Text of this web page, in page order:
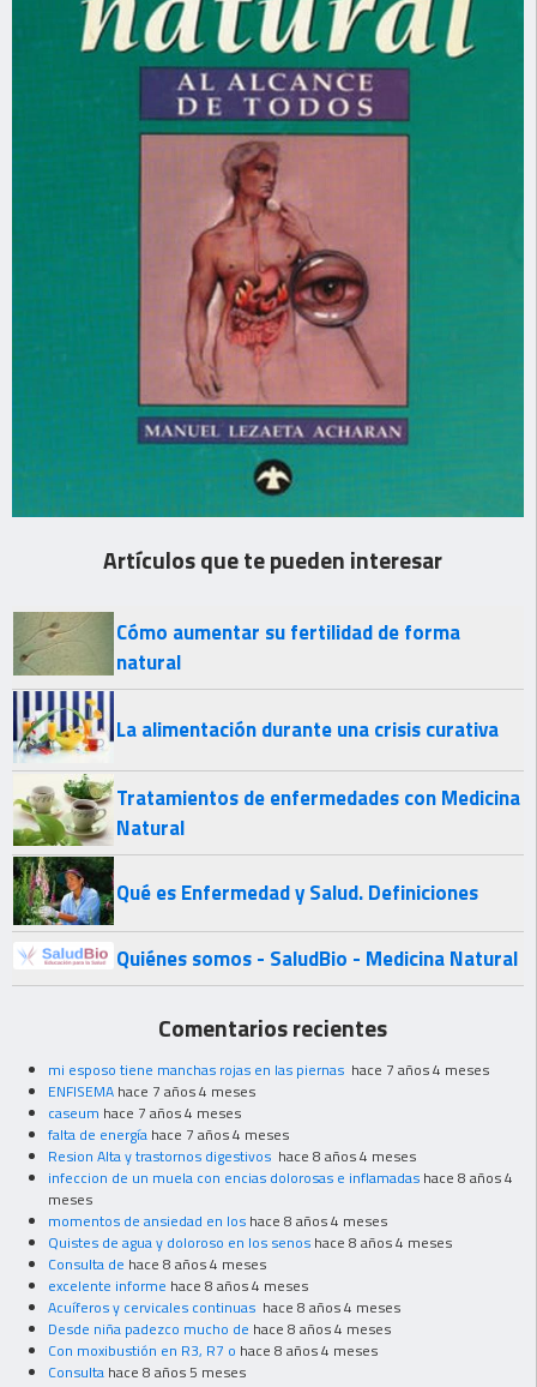
Artículos que te pueden interesar
Cómo aumentar su fertilidad de forma
natural
La alimentación durante una crisis curativa
Tratamientos de enfermedades con Medicina
Natural
Qué es Enfermedad y Salud. Definiciones
Quiénes somos - SaludBio - Medicina Natural
Comentarios recientes
mi esposo tiene manchas rojas en las piernas hace 7 años 4 meses
ENFISEMA hace 7 años 4 meses
caseum hace 7 años 4 meses
falta de energía hace 7 años 4 meses
Resion Alta y trastornos digestivos hace 8 años 4 meses
infeccion de un muela con encias dolorosas e inflamadas hace 8 años 4
meses
momentos de ansiedad en los hace 8 años 4 meses
Quistes de agua y doloroso en los senos hace 8 años 4 meses
Consulta de hace 8 años 4 meses
excelente informe hace 8 años 4 meses
Acuíferos y cervicales continuas hace 8 años 4 meses
Desde niña padezco mucho de hace 8 años 4 meses
Con moxibustión en R3, R7 o hace 8 años 4 meses
Consulta hace 8 años 5 meses